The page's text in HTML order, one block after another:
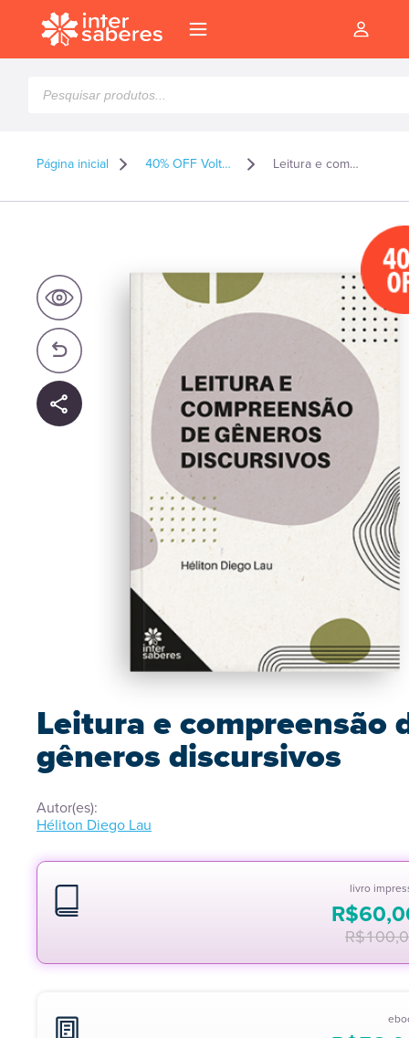
produtos
Página inicial 40% OFF Volta as Aulas 2026 Leitura e compreensão de gêneros discursivos
Leitura e compreensão
gêneros discursivos
Autor(es):
Héliton Diego Lau
livro
R$
R$